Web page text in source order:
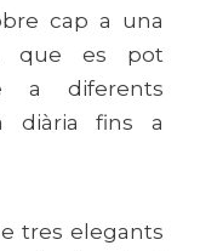
cap a una
que es pot
a diferents
diària fins a
tres elegants